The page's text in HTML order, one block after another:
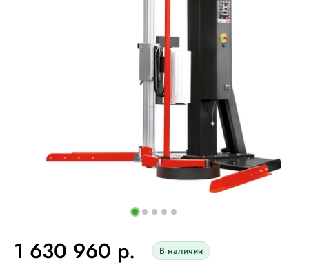
1 630 960 р. В наличии